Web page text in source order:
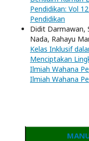
Pendidikan: Vol
Pendidikan
Didit Darmawan,
Nada, Rahayu
Kelas Inklusif
Menciptakan
Ilmiah Wahana
Ilmiah Wahana